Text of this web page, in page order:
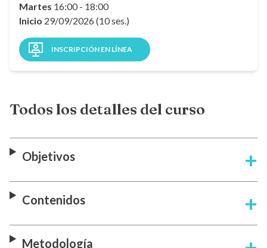
Martes 16:00 - 18:00
Inicio 29/09/2026 (10 ses.)
INSCRIPCIÓN EN LÍNEA
Todos los detalles del curso
Objetivos
Contenidos
Metodología